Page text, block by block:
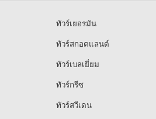
ทัวร์เยอรมัน
ทัวร์สกอตแลนด์
ทัวร์เบลเยี่ยม
ทัวร์กรีซ
ทัวร์สวีเดน